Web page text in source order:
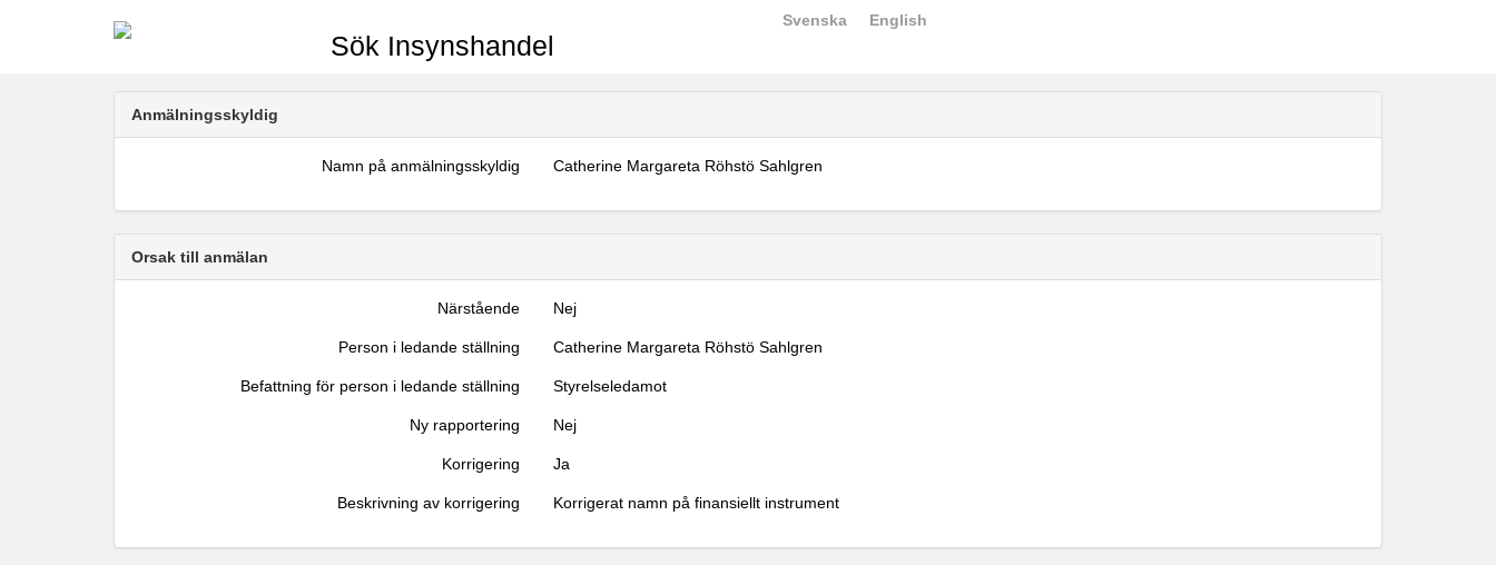
Sök Insynshandel
Svenska English
Anmälningsskyldig
Namn på anmälningsskyldig Catherine Margareta Röhstö Sahlgren
Orsak till anmälan
Närstående Nej
Person i ledande ställning Catherine Margareta Röhstö Sahlgren
Befattning för person i ledande ställning Styrelseledamot
Ny rapportering Nej
Korrigering Ja
Beskrivning av korrigering Korrigerat namn på finansiellt instrument